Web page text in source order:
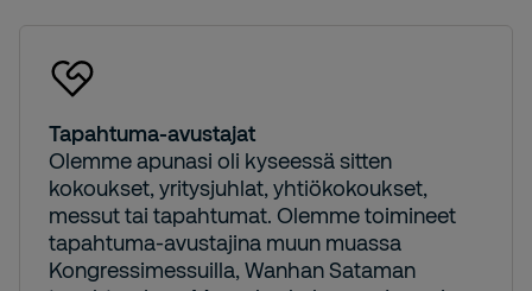
Tapahtuma-avustajat
Olemme apunasi oli kyseessä sitten
kokoukset, yritysjuhlat, yhtiökokoukset,
messut tai tapahtumat. Olemme toimineet
tapahtuma-avustajina muun muassa
Kongressimessuilla, Wanhan Sataman